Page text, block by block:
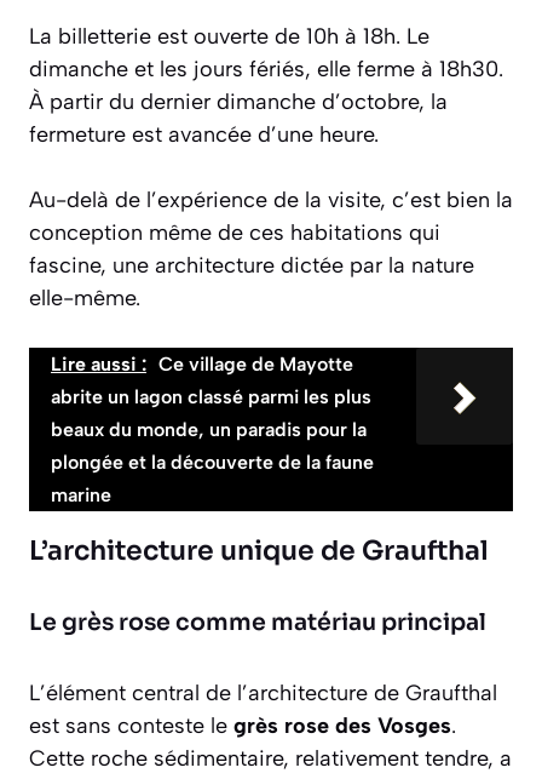
La billetterie est ouverte de 10h à 18h. Le
dimanche et les jours fériés, elle ferme à 18h30.
À partir du dernier dimanche d’octobre, la
fermeture est avancée d’une heure.
Au-delà de l’expérience de la visite, c’est bien la
conception même de ces habitations qui
fascine, une architecture dictée par la nature
elle-même.
Lire aussi : Ce village de Mayotte
abrite un lagon classé parmi les plus
beaux du monde, un paradis pour la
plongée et la découverte de la faune
marine
L’architecture unique de Graufthal
Le grès rose comme matériau principal
L’élément central de l’architecture de Graufthal
est sans conteste le grès rose des Vosges.
Cette roche sédimentaire, relativement tendre, a